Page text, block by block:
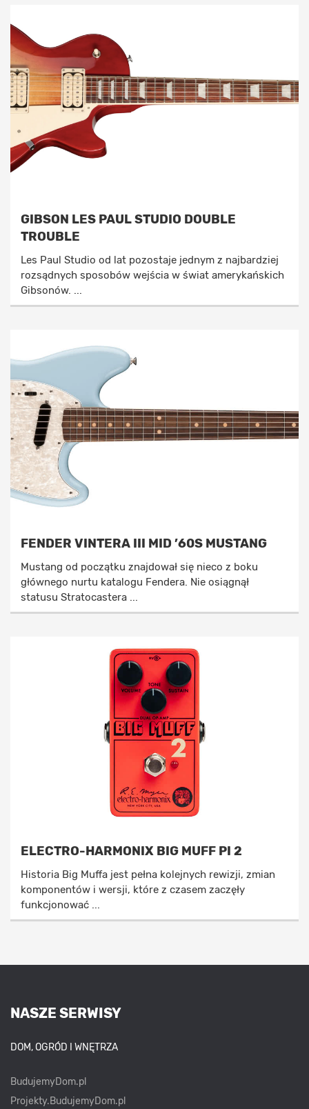
GIBSON LES PAUL STUDIO DOUBLE
TROUBLE
Les Paul Studio od lat pozostaje jednym z najbardziej
rozsądnych sposobów wejścia w świat amerykańskich
Gibsonów. ...
FENDER VINTERA III MID ’60S MUSTANG
Mustang od początku znajdował się nieco z boku
głównego nurtu katalogu Fendera. Nie osiągnął
statusu Stratocastera ...
ELECTRO-HARMONIX BIG MUFF PI 2
Historia Big Muffa jest pełna kolejnych rewizji, zmian
komponentów i wersji, które z czasem zaczęły
funkcjonować ...
NASZE SERWISY
DOM, OGRÓD I WNĘTRZA
BudujemyDom.pl
Projekty.BudujemyDom.pl